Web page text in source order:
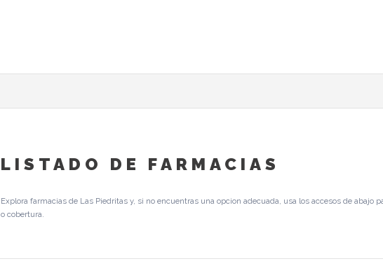
LISTADO DE FARMACIAS
Explora farmacias de Las Piedritas y, si no encuentras una opcion adecuada, usa los accesos de abajo
o cobertura.